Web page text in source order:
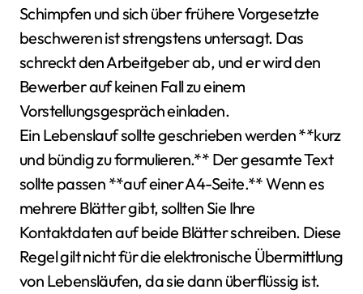
Schimpfen und sich über frühere Vorgesetzte
beschweren ist strengstens untersagt. Das
schreckt den Arbeitgeber ab, und er wird den
Bewerber auf keinen Fall zu einem
Vorstellungsgespräch einladen.
Ein Lebenslauf sollte geschrieben werden **kurz
und bündig zu formulieren.** Der gesamte Text
sollte passen **auf einer A4-Seite.** Wenn es
mehrere Blätter gibt, sollten Sie Ihre
Kontaktdaten auf beide Blätter schreiben. Diese
Regel gilt nicht für die elektronische Übermittlung
von Lebensläufen, da sie dann überflüssig ist.